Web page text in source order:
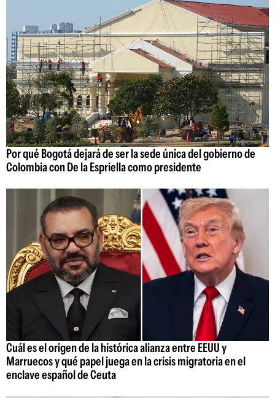
Por qué Bogotá dejará de ser la sede única del gobierno de
Colombia con De la Espriella como presidente
Cuál es el origen de la histórica alianza entre EEUU y
Marruecos y qué papel juega en la crisis migratoria en el
enclave español de Ceuta